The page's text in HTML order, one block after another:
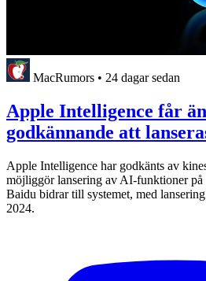
MacRumors • 24 dagar sedan
Apple Intelligence får
godkännande att
Apple Intelligence har godkänts av
möjliggör lansering av AI-funktioner
Baidu bidrar till systemet, med
2024.